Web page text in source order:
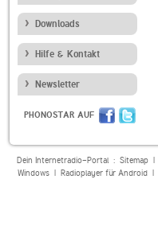
Downloads
Hilfe & Kontakt
Newsletter
PHONOSTAR AUF
Dein Internetradio-Portal : Sitemap|
Windows| Radioplayer für Android|